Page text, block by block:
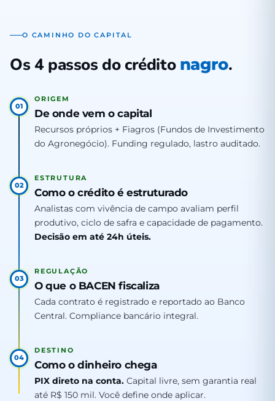
O CAMINHO DO CAPITAL
Os 4 passos do crédito nagro.
01
ORIGEM
De onde vem o capital
Recursos próprios + Fiagros (Fundos de Investimento
do Agronegócio). Funding regulado, lastro auditado.
02
ESTRUTURA
Como o crédito é estruturado
Analistas com vivência de campo avaliam perfil
produtivo, ciclo de safra e capacidade de pagamento.
Decisão em até 24h úteis.
03
REGULAÇÃO
O que o BACEN fiscaliza
Cada contrato é registrado e reportado ao Banco
Central. Compliance bancário integral.
04
DESTINO
Como o dinheiro chega
PIX direto na conta. Capital livre, sem garantia real
até R$ 150 mil. Você define onde aplicar.